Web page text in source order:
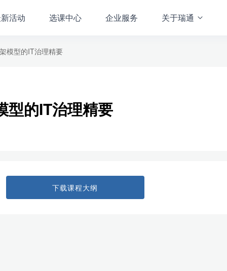
活动 选课中心 企业服务 关于瑞通
模型的IT治理精要
型的IT治理精要
下载课程大纲